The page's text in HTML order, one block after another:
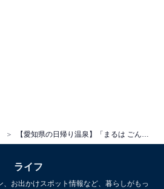
21:00）
テナンス時に休館あり）
ライフ
お出かけスポット情報など、暮らしがもっ